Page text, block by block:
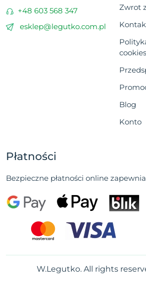
+48 603 568 347
esklep@legutko.com.pl
Zwrot
cookies
Blog
Konto
Płatności
Bezpieczne płatności online
W.Legutko. All rights